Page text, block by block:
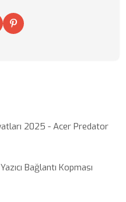
2025 - Acer Predator
Bağlantı Kopması